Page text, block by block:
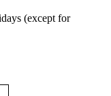
(except for